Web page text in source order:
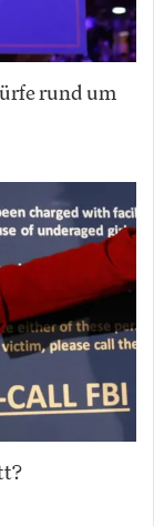
rund um